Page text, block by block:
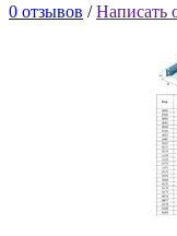
0 отзывов /Написать